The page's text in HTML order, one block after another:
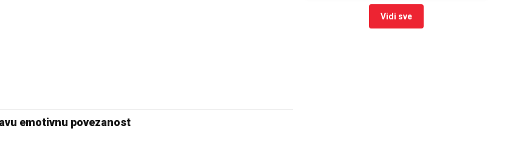
emotivnu povezanost
Vidi sve